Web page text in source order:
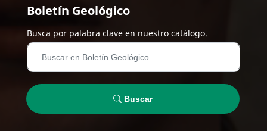
Boletín Geológico
Busca por palabra clave en nuestro catálogo.
Buscar